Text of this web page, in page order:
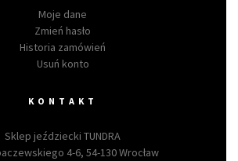
Moje dane
Zmień hasło
Historia zamówień
Usuń konto
KONTAKT
Sklep jeździecki TUNDRA
4-6, 54-130 Wrocław